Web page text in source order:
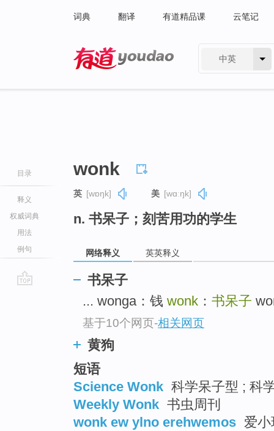
词典 翻译 有道精品课 云笔记
中英
目录
释义
权威词典
用法
例句
wonk
英 [wɒŋk] 美 [wɑːŋk]
n. 书呆子；刻苦用功的学生
网络释义 英英释义
书呆子
... wonga：钱 wonk ： 书呆子
基于10个网页-相关网页
黄狗
短语
Science Wonk 科学呆子型 ; 科
Weekly Wonk 书虫周刊
wonk ew ylno erehwemos 爱小